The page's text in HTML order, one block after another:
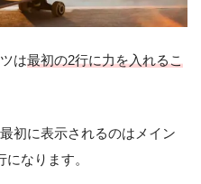
は最初の2行に力を入れるこ
初に表示されるのはメイン
なります。